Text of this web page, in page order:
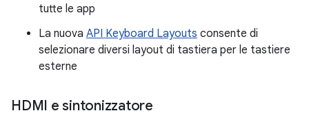
tutte le app
La nuova API Keyboard Layouts consente di
selezionare diversi layout di tastiera per le tastiere
esterne
HDMI e sintonizzatore